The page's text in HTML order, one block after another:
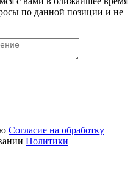
по данной позиции и не
Согласие на обработку
Политики